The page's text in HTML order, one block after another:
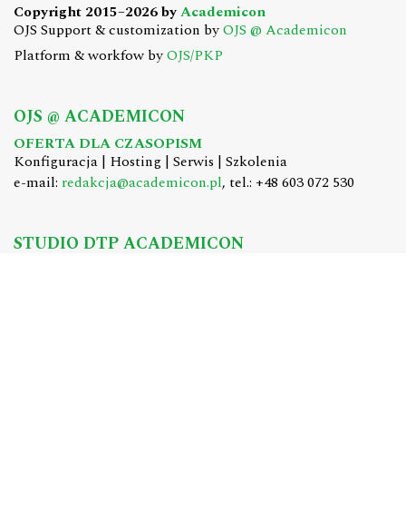
Copyright 2015–2026 byAcademicon
OJS Support & customization byOJS @ Academicon
Platform & workfow byOJS/PKP
OJS @ ACADEMICON
OFERTA DLA CZASOPISM
Konfiguracja | Hosting | Serwis | Szkolenia
e-mail: redakcja@academicon.pl, tel.: +48 603 072 530
STUDIO DTP ACADEMICON